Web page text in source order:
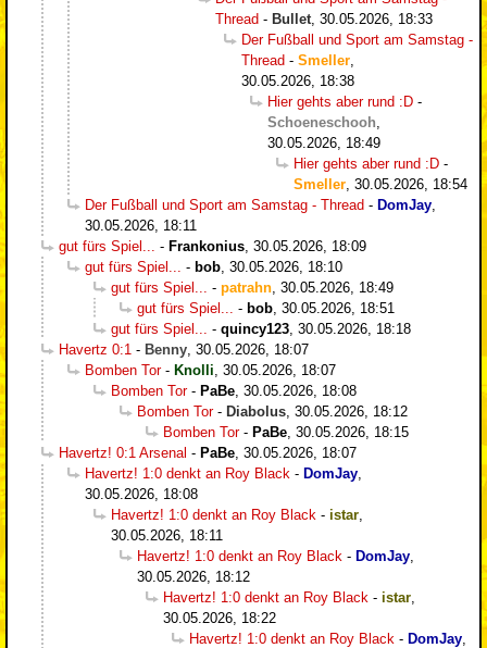
Thread - Bullet 30.05.2026, 18:33
Der Fußball und Sport am Samstag -
Thread - Smeller
30.05.2026, 18:38
Hier gehts aber rund :D -
Schoeneschooh
30.05.2026, 18:49
Hier gehts aber rund :D -
Smeller 30.05.2026, 18:54
Der Fußball und Sport am Samstag - Thread - DomJay
30.05.2026, 18:11
gut fürs Spiel...
- Frankonius 30.05.2026, 18:09
gut fürs Spiel...
- bob 30.05.2026, 18:10
gut fürs Spiel...
- patrahn 30.05.2026, 18:49
gut fürs Spiel...
- bob 30.05.2026, 18:51
gut fürs Spiel...
- quincy123 30.05.2026, 18:18
Havertz 0:1 - Benny 30.05.2026, 18:07
Bomben Tor- Knolli 30.05.2026, 18:07
Bomben Tor- PaBe 30.05.2026, 18:08
Bomben Tor- Diabolus 30.05.2026, 18:12
Bomben Tor- PaBe 30.05.2026, 18:15
Havertz! 0:1 Arsenal - PaBe 30.05.2026, 18:07
Havertz! 1:0 denkt an Roy Black - DomJay
30.05.2026, 18:08
Havertz! 1:0 denkt an Roy Black - istar
30.05.2026, 18:11
Havertz! 1:0 denkt an Roy Black - DomJay
30.05.2026, 18:12
Havertz! 1:0 denkt an Roy Black - istar
30.05.2026, 18:22
Havertz! 1:0 denkt an Roy Black - DomJay